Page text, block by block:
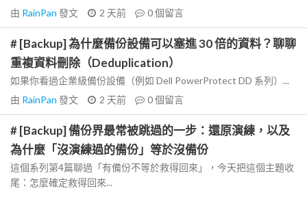
由 RainPan 發文 2 天前 0個留言
# [Backup] 為什麼備份設備可以塞進 30 倍的資料？聊聊
重複資料刪除（Deduplication）
如果你看過企業級備份設備（例如 Dell PowerProtect DD 系列）...
由 RainPan 發文 2 天前 0個留言
# [Backup] 備份界最常被跳過的一步：還原演練，以及
為什麼「沒演練過的備份」等於沒備份
這個系列第4篇聊過「有備份不等於救得回來」，今天把這個主題收
尾：怎麼確定救得回來...